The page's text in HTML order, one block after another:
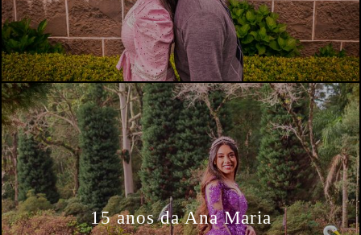
15 anos da Ana Maria